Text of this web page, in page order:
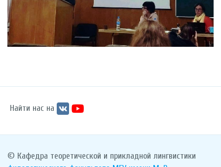
Найти нас на
© Кафедра теоретической и прикладной лингвистики